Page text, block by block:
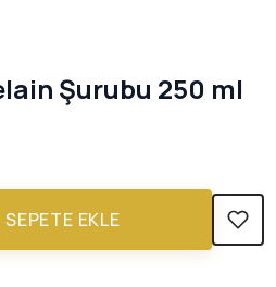
Şurubu 250 ml
SEPETE EKLE